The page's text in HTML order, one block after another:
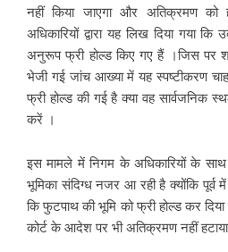
नहीं किया जाएगा और अतिक्रमण को
अधिकारियों द्वारा यह लिख दिया गया कि
अनुरूप फ्री होल्ड किए गए हैं ।जिस पर
भेजी गई जांच आख्या में यह स्पष्टीकरण
फ्री होल्ड की गई है क्या वह सार्वजनिक
करें ।
इस मामले में निगम के अधिकारियों के
भूमिका संदिग्ध नजर आ रही है क्योंकि पूर्व
कि फुटपाथ की भूमि को फ्री होल्ड कर
कोर्ट के आदेश पर भी अतिक्रमण नहीं